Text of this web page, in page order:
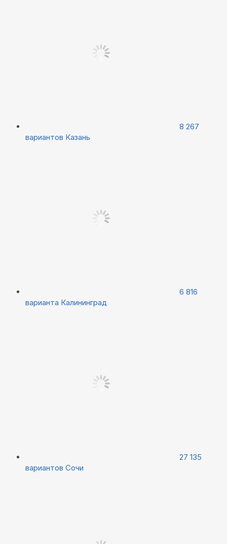
8 267
вариантов Казань
6 816
варианта Калининград
27 135
вариантов Сочи